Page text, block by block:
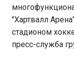
"Хартвалл
стадионом
пресс-служба